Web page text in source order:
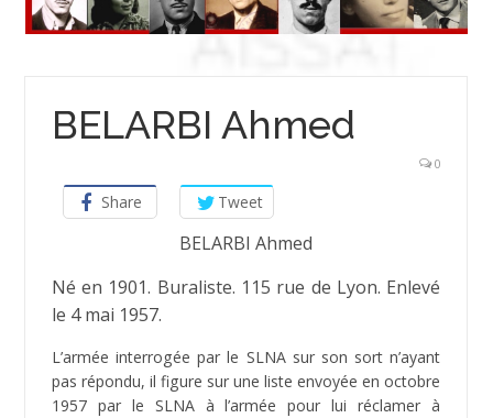
BELARBI Ahmed
0
Share Tweet
BELARBI Ahmed
Né en 1901. Buraliste. 115 rue de Lyon. Enlevé
le 4 mai 1957.
L’armée interrogée par le SLNA sur son sort n’ayant
pas répondu, il figure sur une liste envoyée en octobre
1957 par le SLNA à l’armée pour lui réclamer à